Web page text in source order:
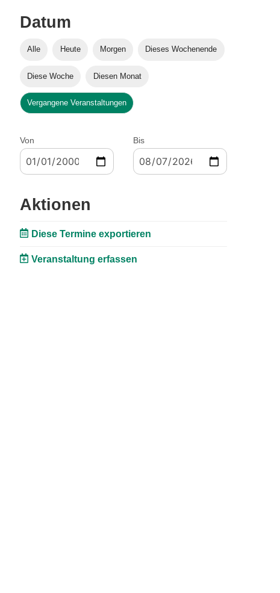
Datum
Alle Heute Morgen Dieses Wochenende
Diese Woche Diesen Monat
Vergangene Veranstaltungen
Von Bis
Aktionen
Diese Termine exportieren
Veranstaltung erfassen